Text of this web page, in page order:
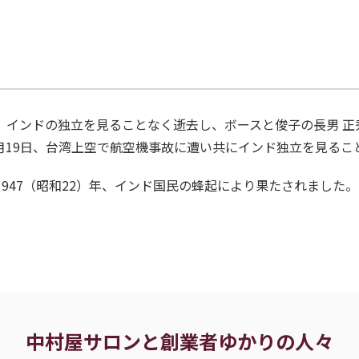
ンドの独立を見ることなく逝去し、ボースと俊子の長男
日、台湾上空で航空機事故に遭い共にインド独立を見るこ
（昭和22）年、インド国民の蜂起により果たされました。
中村屋サロンと創業者ゆかりの人々